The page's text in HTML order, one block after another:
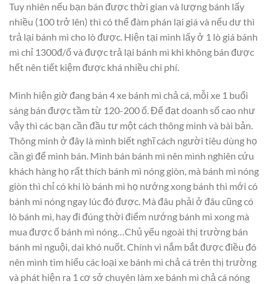
Tuy nhiên nếu bạn bán được thời gian và lượng bánh lấy
nhiều (100 trở lên) thì có thể đàm phán lại giá và nếu dư thì
trả lại bánh mì cho lò được. Hiện tại mình lấy ở 1 lò giá bánh
mì chỉ 1300đ/ổ và được trả lại bánh mì khi không bán được
hết nên tiết kiệm được khá nhiều chi phí.
Mình hiện giờ đang bán 4 xe bánh mì chả cá, mỗi xe 1 buổi
sáng bán được tầm từ 120-200 ổ. Để đạt doanh số cao như
vậy thì các bạn cần đầu tư một cách thông minh và bài bản.
Thông minh ở đây là mình biết nghĩ cách người tiêu dùng họ
cần gì để mình bán. Mình bán bánh mì nên mình nghiên cứu
khách hàng họ rất thích bánh mì nóng giòn, mà bánh mì nóng
giòn thì chỉ có khi lò bánh mì họ nướng xong bánh thì mới có
bánh mì nóng ngay lúc đó được. Mà đâu phải ở đâu cũng có
lò bánh mì, hay đi đúng thời điểm nướng bánh mì xong mà
mua được ổ bánh mì nóng…Chủ yếu ngoài thị trường bán
bánh mì nguội, dai khó nuốt. Chính vì nắm bắt được điều đó
nên mình tìm hiểu các loại xe bánh mì chả cá trên thị trường
và phát hiện ra 1 cơ sở chuyên làm xe bánh mì chả cá nóng